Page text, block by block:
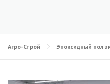
Агро-Строй Эпоксидный пол